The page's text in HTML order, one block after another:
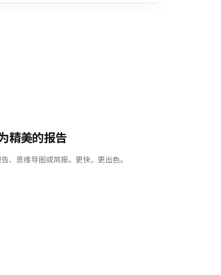
精美的报告
、思维导图或简报。更快，更出色。